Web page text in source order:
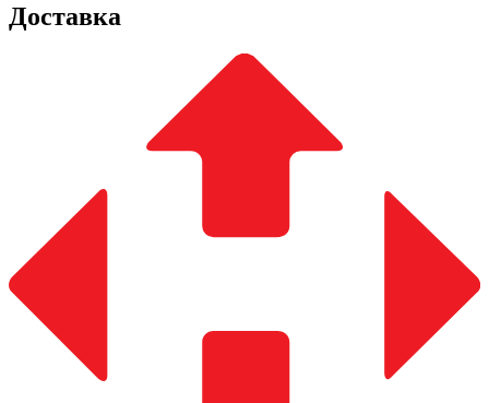
Доставка